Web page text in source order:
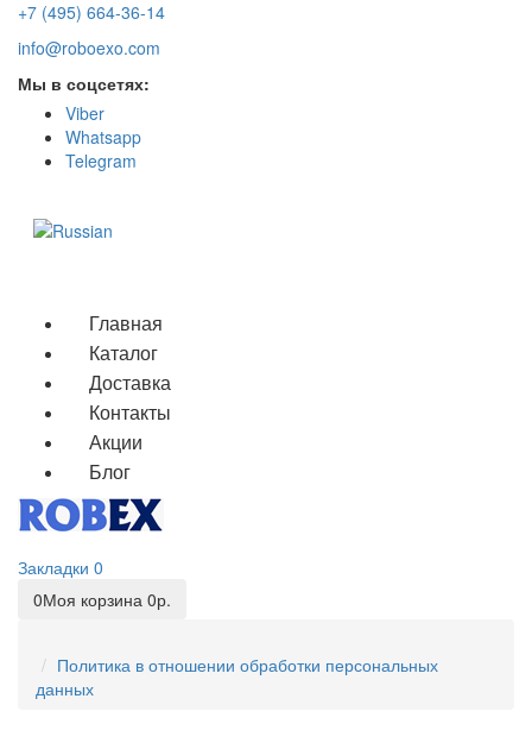
+7 (495) 664-36-14
info@roboexo.com
Мы в соцсетях:
Viber
Whatsapp
Telegram
Главная
Каталог
Доставка
Контакты
Акции
Блог
Закладки 0
0Моя корзина 0р.
Политика в отношении обработки персональных
данных